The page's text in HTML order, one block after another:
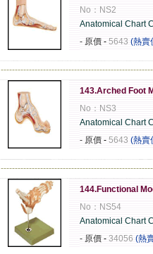
No：NS2
Anatomical Chart
- 原價 - 5643 (熱賣
143.Arched Foot
No：NS3
Anatomical Chart
- 原價 - 5643 (熱賣
144.Functional
No：NS54
Anatomical Chart
- 原價 - 34056 (熱